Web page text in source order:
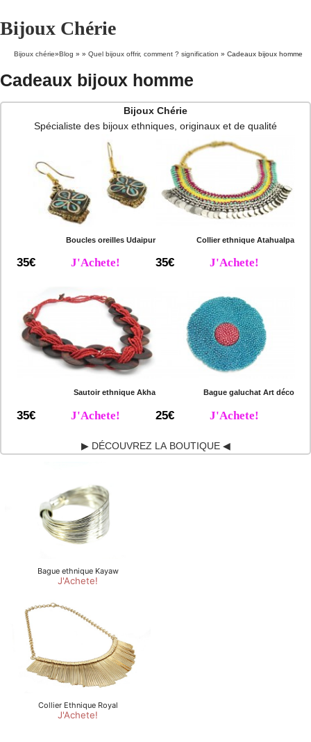
Bijoux Chérie
Bijoux chérie»Blog » » Quel bijoux offrir, comment ? signification » Cadeaux bijoux homme
Cadeaux bijoux homme
Bijoux Chérie
Spécialiste des bijoux ethniques, originaux et de qualité
Boucles oreilles Udaipur
35€ J'Achete!
Collier ethnique Atahualpa
35€ J'Achete!
Sautoir ethnique Akha
35€ J'Achete!
Bague galuchat Art déco
25€ J'Achete!
▶ DÉCOUVREZ LA BOUTIQUE ◀